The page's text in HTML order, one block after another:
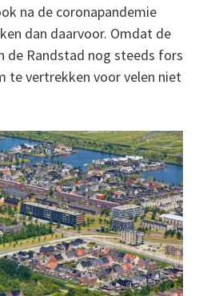
na de coronapandemie
dan daarvoor. Omdat de
de Randstad nog steeds fors
te vertrekken voor velen niet